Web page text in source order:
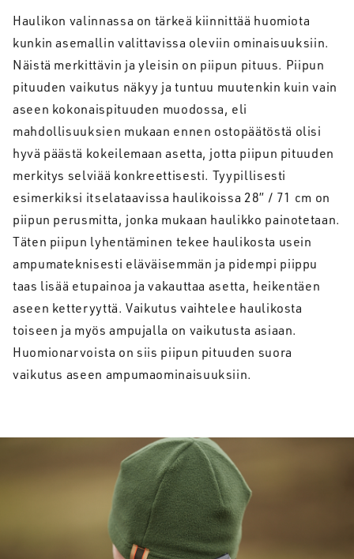
Haulikon valinnassa on tärkeä kiinnittää huomiota
kunkin asemallin valittavissa oleviin ominaisuuksiin.
Näistä merkittävin ja yleisin on piipun pituus. Piipun
pituuden vaikutus näkyy ja tuntuu muutenkin kuin vain
aseen kokonaispituuden muodossa, eli
mahdollisuuksien mukaan ennen ostopäätöstä olisi
hyvä päästä kokeilemaan asetta, jotta piipun pituuden
merkitys selviää konkreettisesti. Tyypillisesti
esimerkiksi itselataavissa haulikoissa 28” / 71 cm on
piipun perusmitta, jonka mukaan haulikko painotetaan.
Täten piipun lyhentäminen tekee haulikosta usein
ampumateknisesti eläväisemmän ja pidempi piippu
taas lisää etupainoa ja vakauttaa asetta, heikentäen
aseen ketteryyttä. Vaikutus vaihtelee haulikosta
toiseen ja myös ampujalla on vaikutusta asiaan.
Huomionarvoista on siis piipun pituuden suora
vaikutus aseen ampumaominaisuuksiin.